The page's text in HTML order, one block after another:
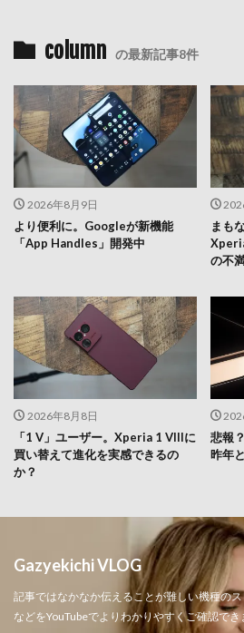
column の最新記事8件
2026年8月9日
より便利に。Googleが新機能
「App Handles」開発中
まも
の不
2026年8月8日
「1 V」ユーザー。Xperia 1 VIIIに
買い替えて進化を実感できるの
か？
悲報
昨年
Gazyekichi VLOG
記事ではなかなか伝えることが難しい機種の
などをYouTubeでよりわかりやすくご確認でき